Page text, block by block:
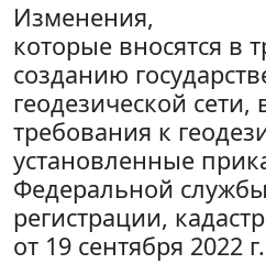
Изменения,
которые вносятся в
созданию
геодезической сети,
требования к
установленные
Федеральной
регистрации,
от 19 сентября 2022